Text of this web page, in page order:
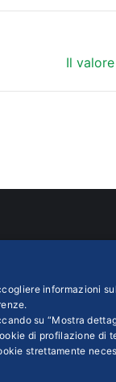
Il
Privacy
informazioni
su “Mostra
di profilazione di
strettamente